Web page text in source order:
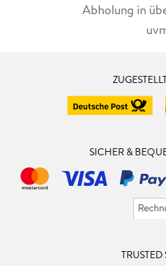
Abholung in
SICHER &